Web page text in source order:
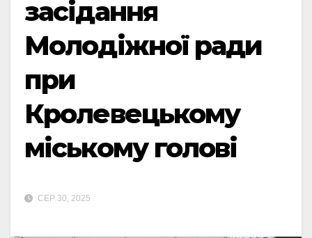
засідання
Молодіжної ради
при
Кролевецькому
міському голові
СЕР 30, 2025